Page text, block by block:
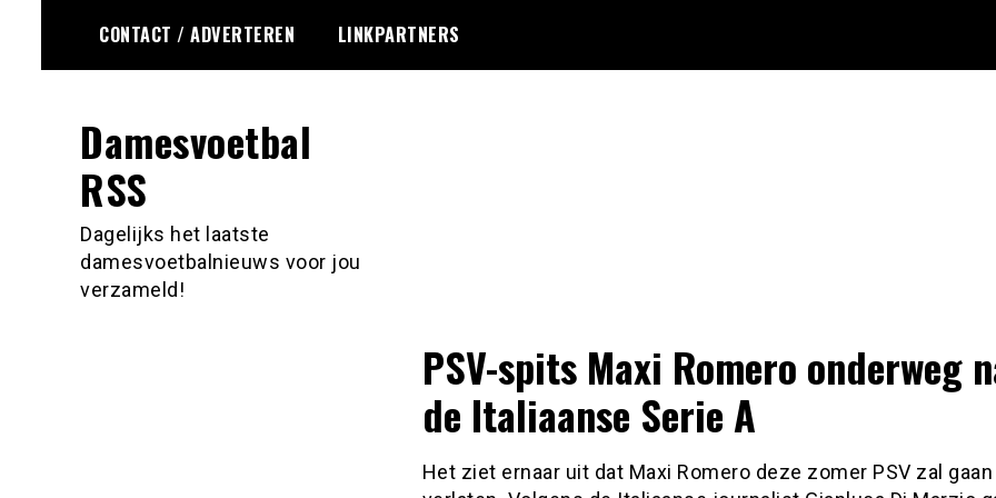
de
CONTACT / ADVERTEREN LINKPARTNERS
Damesvoetbal
RSS
Dagelijks het laatste
damesvoetbalnieuws voor jou
verzameld!
PSV-spits Maxi Romero onderweg
de Italiaanse Serie A
Het ziet ernaar uit dat Maxi Romero deze zomer PSV zal gaan